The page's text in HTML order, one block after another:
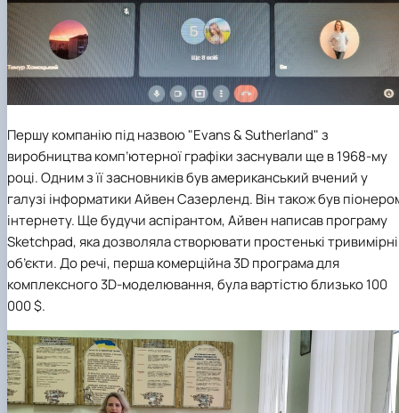
Першу компанію під назвою "Evans & Sutherland" з
виробництва комп’ютерної графіки заснували ще в 1968-му
році. Одним з її засновників був американський вчений у
галузі інформатики Айвен Сазерленд. Він також був
інтернету. Ще будучи аспірантом, Айвен написав програму
Sketchpad, яка дозволяла створювати простенькі тривимірні
об’єкти. До речі, перша комерційна 3D програма для
комплексного 3D-моделювання, була вартістю близько 100
000 $.